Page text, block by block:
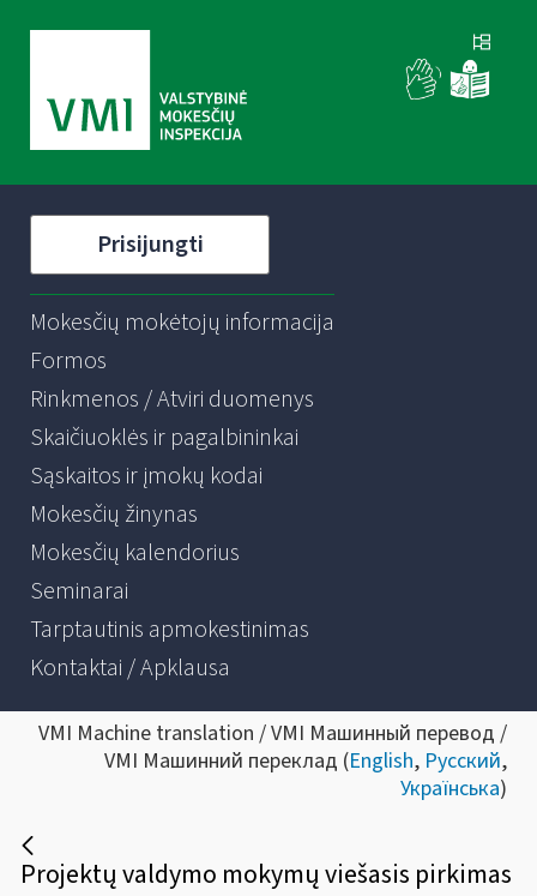
Prisijungti
Mokesčių mokėtojų informacija
Formos
Rinkmenos / Atviri duomenys
Skaičiuoklės ir pagalbininkai
Sąskaitos ir įmokų kodai
Mokesčių žinynas
Mokesčių kalendorius
Seminarai
Tarptautinis apmokestinimas
Kontaktai / Apklausa
VMI Machine translation / VMI Машинный перевод /
VMI Машинний переклад (English, Русский,
Українська)
Projektų valdymo mokymų viešasis pirkimas